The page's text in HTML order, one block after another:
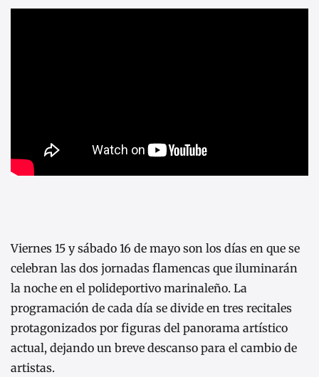
Viernes 15 y sábado 16 de mayo son los días en que se
celebran las dos jornadas flamencas que iluminarán
la noche en el polideportivo marinaleño. La
programación de cada día se divide en tres recitales
protagonizados por figuras del panorama artístico
actual, dejando un breve descanso para el cambio de
artistas.